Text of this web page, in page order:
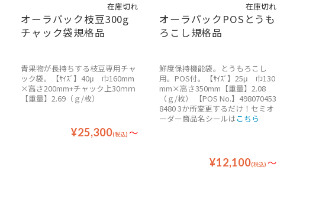
在庫切れ
オーラパック枝豆300g
チャック袋規格品
¥25,300(税込) ～
青果物が長持ちする枝豆専用チャ
ック袋。【ｻｲｽﾞ】40μ 巾160mm
×高さ200mm+チャック上30ｍｍ
【重量】2.69（ｇ/枚）
在庫切れ
オーラパックPOSとうも
ろこし規格品
¥12,100(税込) ～
鮮度保持機能袋。とうもろこし
用。POS付。【ｻｲｽﾞ】25μ 巾130
mm×高さ350mm【重量】2.08
（ｇ/枚） 【POS No.】498070453
8480 3か所変更するだけ！ セミオ
ーダー商品名シールはこちら